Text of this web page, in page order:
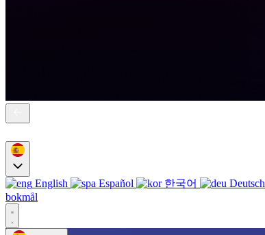
English Español 한국어 Deutsch
bokmål